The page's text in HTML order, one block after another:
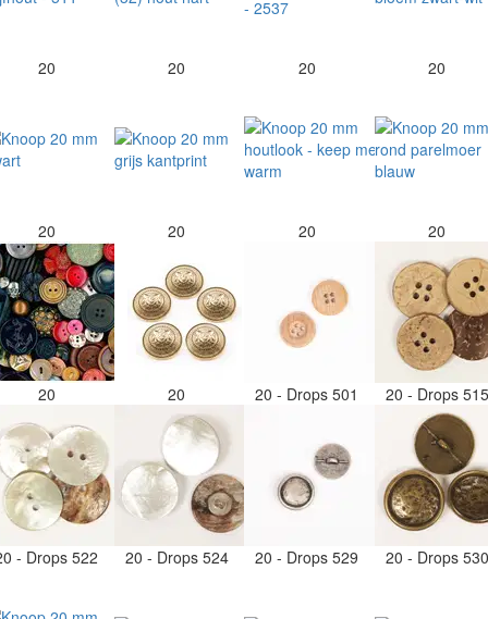
20 20 20 20
20 20 20 20
20 20 20 - Drops 501 20 - Drops
- Drops 522 20 - Drops 524 20 - Drops 529 20 - Drops